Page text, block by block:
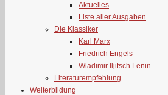
Aktuelles
Liste aller Ausgaben
Die Klassiker
Karl Marx
Friedrich Engels
Wladimir Iljitsch Lenin
Literaturempfehlung
Weiterbildung